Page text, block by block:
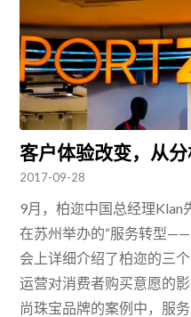
客户体验改变，从
2017-09-28
9月，柏迩中国总经理Klan
在苏州举办的“服务转型
会上详细介绍了柏迩的三
运营对消费者购买意愿的
尚珠宝品牌的案例中，服务